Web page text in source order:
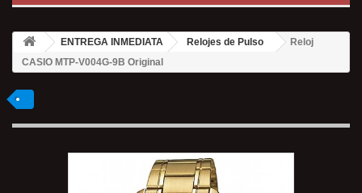
ENTREGA INMEDIATA Relojes de Pulso
Reloj
CASIO MTP-V004G-9B Original